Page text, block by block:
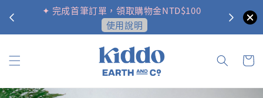
✦ 完成首筆訂單，領取購物金NTD$100
使用說明
✦ 追蹤